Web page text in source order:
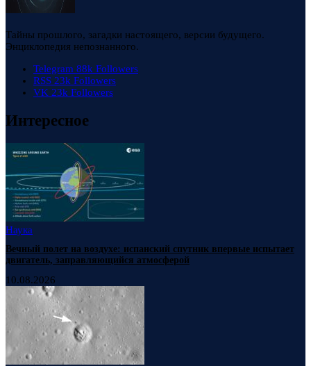
Тайны прошлого, загадки настоящего, версии будущего.
Энциклопедия непознанного.
Telegram 88k Followers
RSS 23k Followers
VK 23k Followers
Интересное
Наука
Вечный полет на воздухе: испанский спутник впервые испытает
двигатель, заправляющийся атмосферой
10.08.2026